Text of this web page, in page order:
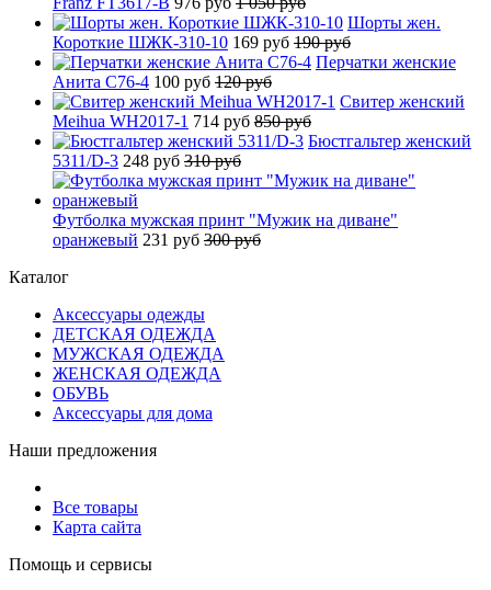
Шорты жен.
Короткие ШЖК-310-10 169 руб 190 руб
Перчатки женские
Анита C76-4 100 руб 120 руб
Свитер женский
Meihua WH2017-1 714 руб 850 руб
Бюстгальтер женский
5311/D-3 248 руб 310 руб
Футболка мужская принт "Мужик на диване"
оранжевый 231 руб 300 руб
Каталог
Аксессуары одежды
ДЕТСКАЯ ОДЕЖДА
МУЖСКАЯ ОДЕЖДА
ЖЕНСКАЯ ОДЕЖДА
ОБУВЬ
Аксессуары для дома
Наши предложения
Все товары
Карта сайта
Помощь и сервисы